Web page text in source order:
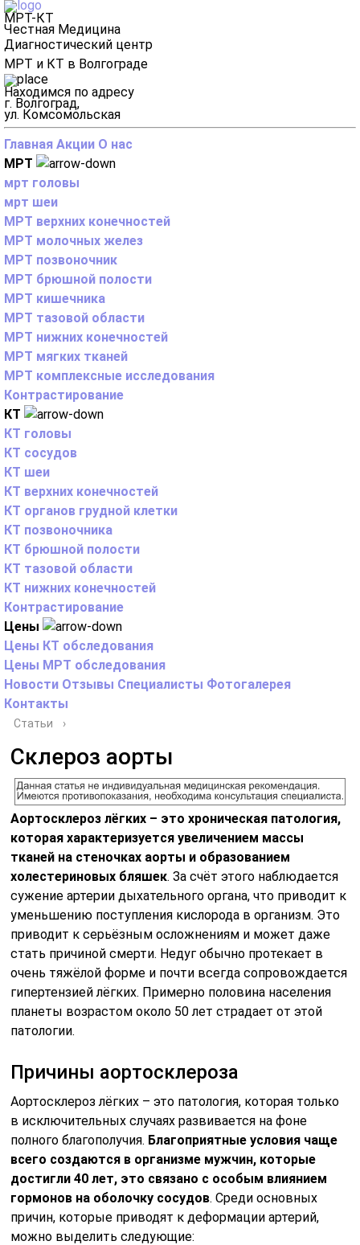
МРТ-КТ
Честная Медицина
Диагностический центр
МРТ и КТ в Волгограде
Находимся по адресу
г. Волгоград,
ул. Комсомольская
Главная Акции О нас
МРТ
мрт головы
мрт шеи
МРТ верхних конечностей
МРТ молочных желез
МРТ позвоночник
МРТ брюшной полости
МРТ кишечника
МРТ тазовой области
МРТ нижних конечностей
МРТ мягких тканей
МРТ комплексные исследования
Контрастирование
КТ
КТ головы
КТ сосудов
КТ шеи
КТ верхних конечностей
КТ органов грудной клетки
КТ позвоночника
КТ брюшной полости
КТ тазовой области
КТ нижних конечностей
Контрастирование
Цены
Цены КТ обследования
Цены МРТ обследования
Новости Отзывы Специалисты Фотогалерея
Контакты
Статьи ›
Склероз аорты
Аортосклероз лёгких – это хроническая патология,
которая характеризуется увеличением массы
тканей на стеночках аорты и образованием
холестериновых бляшек. За счёт этого наблюдается
сужение артерии дыхательного органа, что приводит к
уменьшению поступления кислорода в организм. Это
приводит к серьёзным осложнениям и может даже
стать причиной смерти. Недуг обычно протекает в
очень тяжёлой форме и почти всегда сопровождается
гипертензией лёгких. Примерно половина населения
планеты возрастом около 50 лет страдает от этой
патологии.
Причины аортосклероза
Аортосклероз лёгких – это патология, которая только
в исключительных случаях развивается на фоне
полного благополучия. Благоприятные условия чаще
всего создаются в организме мужчин, которые
достигли 40 лет, это связано с особым влиянием
гормонов на оболочку сосудов. Среди основных
причин, которые приводят к деформации артерий,
можно выделить следующие: